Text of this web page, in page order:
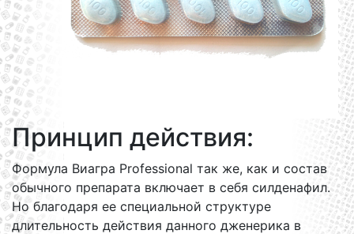
Принцип действия:
Формула Виагра Professional так же, как и состав
обычного препарата включает в себя силденафил.
Но благодаря ее специальной структуре
длительность действия данного дженерика в